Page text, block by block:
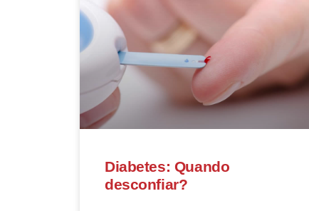
Diabetes: Quando
desconfiar?